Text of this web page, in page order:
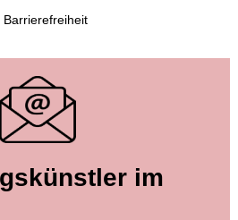
Barrierefreiheit
im